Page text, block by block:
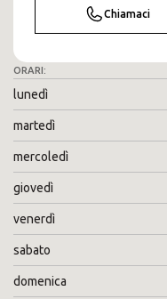
Chiamaci
ORARI:
lunedì
martedì
mercoledì
giovedì
venerdì
sabato
domenica